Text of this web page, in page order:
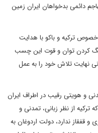
دائمی بدخواهان ایران زمین
ترکیه و باکو با هدایت
کردن توان و قوت این چسب
نهایت تلاش خود را به عمل
و هویتی رقیب در اطراف ایران
از نظر زبانی، تمدنی و
قفقاز ندارد، دولت اردوغان به